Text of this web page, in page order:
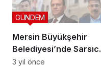
Mersin Büyükşehir
Belediyesi’nde Sarsıcı
Skandal! İki Daire
GÜNDEM
3 yıl önce